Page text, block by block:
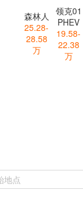
森林人
25.28-
28.58
万
领克01
PHEV
19.58-
22.38
万